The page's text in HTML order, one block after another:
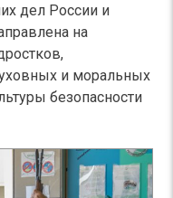
дел России и
на
и моральных
безопасности